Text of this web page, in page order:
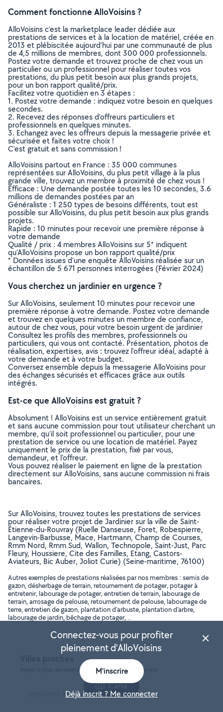
Comment fonctionne AlloVoisins ?
AlloVoisins c’est la marketplace leader dédiée aux
prestations de services et à la location de matériel, créée en
2013 et plébiscitée aujourd’hui par une communauté de plus
de 4,5 millions de membres, dont 300 000 professionnels.
Postez votre demande et trouvez proche de chez vous un
particulier ou un professionnel pour réaliser toutes vos
prestations, du plus petit besoin aux plus grands projets,
pour un bon rapport qualité/prix.
Facilitez votre quotidien en 3 étapes :
1. Postez votre demande : indiquez votre besoin en quelques
secondes.
2. Recevez des réponses d’offreurs particuliers et
professionnels en quelques minutes.
3. Echangez avec les offreurs depuis la messagerie privée et
sécurisée et faites votre choix !
C’est gratuit et sans commission !
AlloVoisins partout en France : 35 000 communes
représentées sur AlloVoisins, du plus petit village à la plus
grande ville, trouvez un membre à proximité de chez vous !
Efficace : Une demande postée toutes les 10 secondes, 3.6
millions de demandes postées par an
Généraliste : 1 250 types de besoins différents, tout est
possible sur AlloVoisins, du plus petit besoin aux plus grands
projets.
Rapide : 10 minutes pour recevoir une première réponse à
votre demande
Qualité / prix : 4 membres AlloVoisins sur 5* indiquent
qu’AlloVoisins propose un bon rapport qualité/prix
* Données issues d’une enquête AlloVoisins réalisée sur un
échantillon de 5 671 personnes interrogées (Février 2024)
Vous cherchez un jardinier en urgence ?
Sur AlloVoisins, seulement 10 minutes pour recevoir une
première réponse à votre demande. Postez votre demande
et trouvez en quelques minutes un membre de confiance,
autour de chez vous, pour votre besoin urgent de jardinier
Consultez les profils des membres, professionnels ou
particuliers, qui vous ont contacté. Présentation, photos de
réalisation, expertises, avis : trouvez l'offreur idéal, adapté à
votre demande et à votre budget.
Conversez ensemble depuis la messagerie AlloVoisins pour
des échanges sécurisés et efficaces grâce aux outils
intégrés.
Est-ce que AlloVoisins est gratuit ?
Absolument ! AlloVoisins est un service entièrement gratuit
et sans aucune commission pour tout utilisateur cherchant un
membre, qu’il soit professionnel ou particulier, pour une
prestation de service ou une location de matériel. Payez
uniquement le prix de la prestation, fixé par vous,
demandeur, et l’offreur.
Vous pouvez réaliser le paiement en ligne de la prestation
directement sur AlloVoisins, sans aucune commission ni frais
bancaires.
Sur AlloVoisins, trouvez toutes les prestations de services
pour réaliser votre projet de Jardinier sur la ville de Saint-
Étienne-du-Rouvray (Ruelle Danseuse, Foret, Robespierre,
Langevin-Barbusse, Mace, Hartmann, Champ de Courses,
Rmm Nord, Rmm Sud, Wallon, Technopole, Saint-Just, Parc
Fleury, Houssiere, Cite des Familles, Etang, Castors-
Aviateurs, Bic Auber, Joliot Curie) (Seine-maritime, 76100)
Autres exemples de prestations réalisées par nos membres : semis de
gazon, désherbage de terrain, retournement de potager, potager à
entretenir, labourage de potager, entretien de terrain, labourage de
terrain, arrosage de pelouse, retournement de pelouse, labourrage de
terre, entretien de gazon, plantation d'arbuste, plantation d'arbre,
labourage de jardin, bêchage de potager, ..
Ayant le plus de résultats, dans le même département
Jardiniers à Rouen
Carte
Connectez-vous pour profiter
pleinement d'AlloVoisins
M'inscrire
Déjà inscrit ? Me connecter